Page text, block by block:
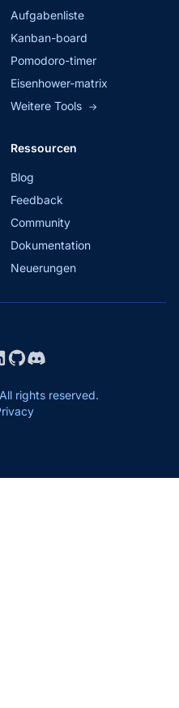
Aufgabenliste
Kanban-board
Pomodoro-timer
Eisenhower-matrix
Weitere Tools →
Ressourcen
Blog
Feedback
Community
Dokumentation
Neuerungen
rights reserved.